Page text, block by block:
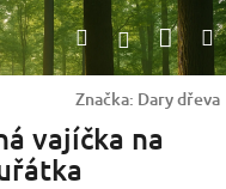
HledatPřihlášení
Značka: Dary dřeva
vajíčka na